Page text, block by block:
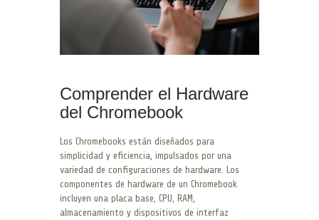
Comprender el Hardware
del Chromebook
Los Chromebooks están diseñados para
simplicidad y eficiencia, impulsados por una
variedad de configuraciones de hardware. Los
componentes de hardware de un Chromebook
incluyen una placa base, CPU, RAM,
almacenamiento y dispositivos de interfaz